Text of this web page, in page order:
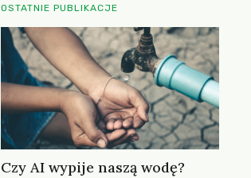
OSTATNIE PUBLIKACJE
Czy AI wypije naszą wodę?